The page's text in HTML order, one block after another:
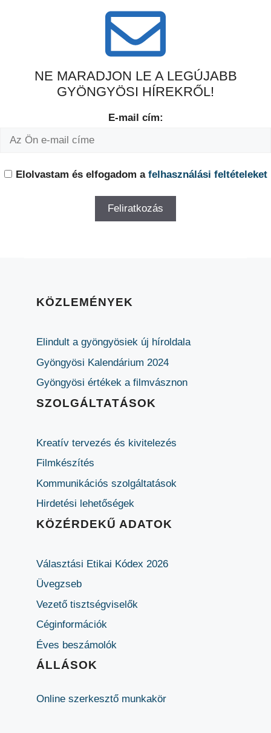
NE MARADJON LE A LEGÚJABB
GYÖNGYÖSI HÍREKRŐL!
E-mail cím:
Elolvastam és elfogadom a felhasználási feltételeket
KÖZLEMÉNYEK
Elindult a gyöngyösiek új híroldala
Gyöngyösi Kalendárium 2024
Gyöngyösi értékek a filmvásznon
SZOLGÁLTATÁSOK
Kreatív tervezés és kivitelezés
Filmkészítés
Kommunikációs szolgáltatások
Hirdetési lehetőségek
KÖZÉRDEKŰ ADATOK
Választási Etikai Kódex 2026
Üvegzseb
Vezető tisztségviselők
Céginformációk
Éves beszámolók
ÁLLÁSOK
Online szerkesztő munkakör